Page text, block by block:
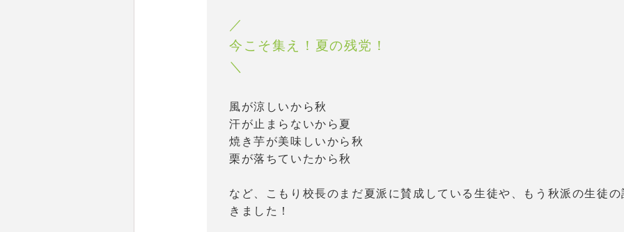
／
今こそ集え！夏の残党！
＼
風が涼しいから秋
汗が止まらないから夏
焼き芋が美味しいから秋
栗が落ちていたから秋
など、こもり校長のまだ夏派に賛成している生徒や、もう秋派の生徒
きました！